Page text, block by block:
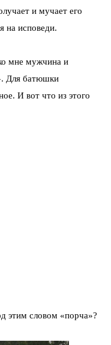
и мучает его
на исповеди.
мне мужчина и
Для батюшки
И вот что из этого
этим словом «порча»?